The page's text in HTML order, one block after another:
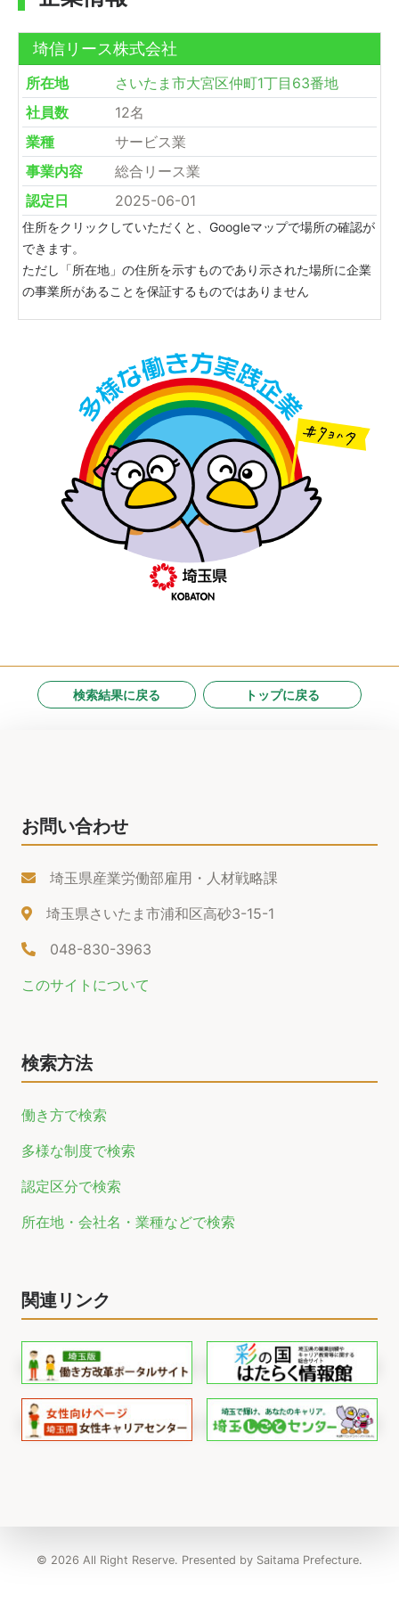
埼信リース株式会社
所在地
さいたま市大宮区仲町1丁目63番地
社員数
12名
業種
サービス業
事業内容
総合リース業
認定日
2025-06-01
住所をクリックしていただくと、Googleマップで場所の確認が
できます。
ただし「所在地」の住所を示すものであり示された場所に企業
の事業所があることを保証するものではありません
検索結果に戻る トップに戻る
お問い合わせ
埼玉県産業労働部雇用・人材戦略課
埼玉県さいたま市浦和区高砂3-15-1
048-830-3963
このサイトについて
検索方法
働き方で検索
多様な制度で検索
認定区分で検索
所在地・会社名・業種などで検索
関連リンク
© 2026 All Right Reserve. Presented by Saitama Prefecture.